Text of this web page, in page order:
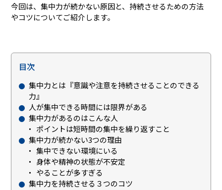
今回は、集中力が続かない原因と、持続させるための方法
やコツについてご紹介します。
目次
集中力とは『意識や注意を持続させることのできる
力』
人が集中できる時間には限界がある
集中力があるのはこんな人
ポイントは短時間の集中を繰り返すこと
集中力が続かない3つの理由
集中できない環境にいる
身体や精神の状態が不安定
やることが多すぎる
集中力を持続させる３つのコツ